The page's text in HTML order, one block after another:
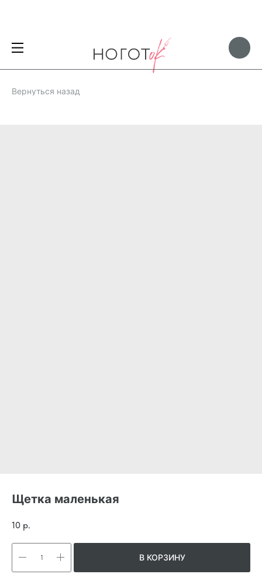
Вернуться назад
Щетка маленькая
10 р.
В КОРЗИНУ